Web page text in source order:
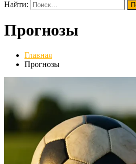
Найти:
Прогнозы
Главная
Прогнозы